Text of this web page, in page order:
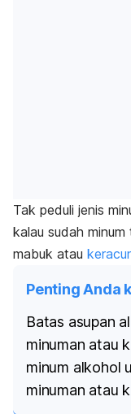
Tak peduli jenis
kalau sudah
mabuk atau
Penting Anda
Batas asupan
minuman atau
minum alkohol
minuman atau